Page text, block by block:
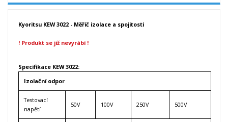
Kyoritsu KEW 3022 - Měřič izolace a spojitosti
! Produkt se již nevyrábí !
Specifikace KEW 3022:
Izolační odpor
Testovací
napětí
50V 100V 250V 500V